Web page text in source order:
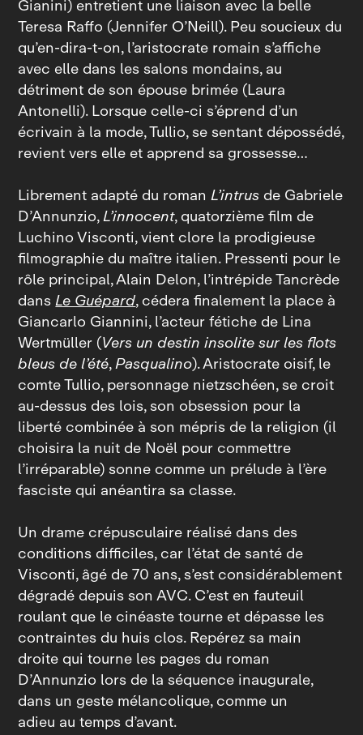
Gianini) entretient une liaison avec la belle
Teresa Raffo (Jennifer O’Neill). Peu soucieux du
qu’en‑dira‑t‑on, l’aristocrate romain s’affiche
avec elle dans les salons mondains, au
détriment de son épouse brimée (Laura
Antonelli). Lorsque celle-ci s’éprend d’un
écrivain à la mode, Tullio, se sentant dépossédé,
revient vers elle et apprend sa grossesse…
Librement adapté du roman L’intrus de Gabriele
D’Annunzio,L’innocent, quatorzième film de
Luchino Visconti, vient clore la prodigieuse
filmographie du maître italien. Pressenti pour le
rôle principal, Alain Delon, l’intrépide Tancrède
dansLe Guépard, cédera finalement la place à
Giancarlo Giannini, l’acteur fétiche de Lina
Wertmüller (Vers un destin insolite sur les flots
bleus de l’été,Pasqualino). Aristocrate oisif, le
comte Tullio, personnage nietzschéen, se croit
au‑dessus des lois, son obsession pour la
liberté combinée à son mépris de la religion (il
choisira la nuit de Noël pour commettre
l’irréparable) sonne comme un prélude à l’ère
fasciste qui anéantira sa classe.
Un drame crépusculaire réalisé dans des
conditions difficiles, car l’état de santé de
Visconti, âgé de 70 ans, s’est considérablement
dégradé depuis son AVC. C’est en fauteuil
roulant que le cinéaste tourne et dépasse les
contraintes du huis clos. Repérez sa main
droite qui tourne les pages du roman
D’Annunzio lors de la séquence inaugurale,
dans un geste mélancolique, comme un
adieu au temps d’avant.